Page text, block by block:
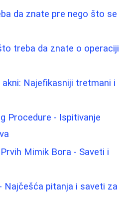
da znate pre nego što se
treba da znate o operaciji
akni: Najefikasniji tretmani i
Procedure - Ispitivanje
Mimik Bora - Saveti i
Najčešća pitanja i saveti za